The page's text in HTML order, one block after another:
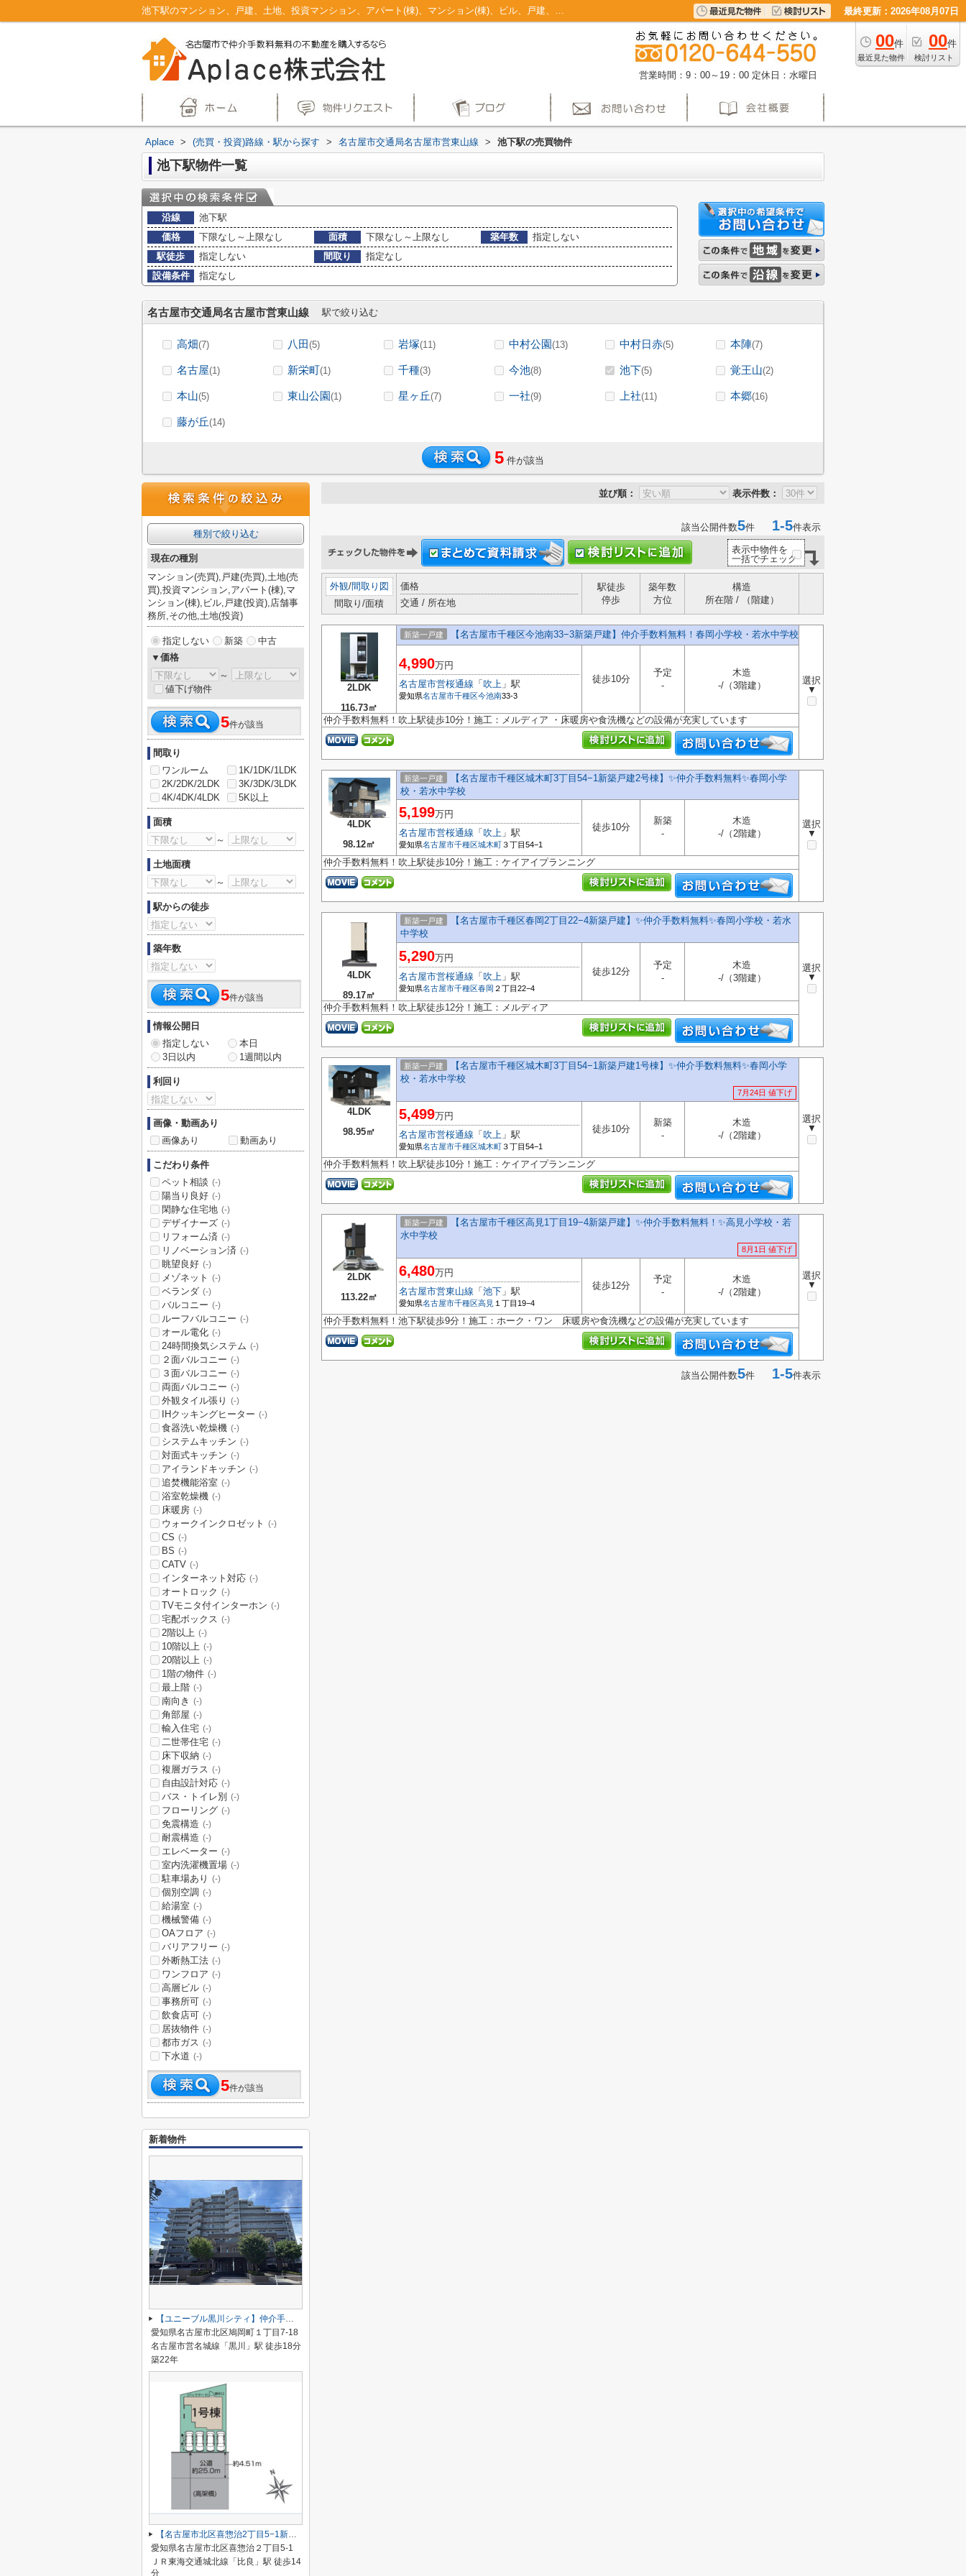
池下駅のマンション、戸建、土地、投資マンション、アパート(棟)、マンション(棟)、ビル、戸建、店舗事務所、その他、土地一覧｜仲介手数料無料！名古屋市で新築戸建てを探すならAplace 最終更新：2026年08月07日
00件
最近見た物件
00件
検討リスト
営業時間：9：00～19：00 定休日：水曜日
Aplace > (売買・投資)路線・駅から探す > 名古屋市交通局名古屋市営東山線 > 池下駅の売買物件
池下駅物件一覧
沿線
池下駅
価格
下限なし～上限なし 面積 下限なし～上限なし 築年数
指定しない
駅徒歩
指定しない 間取り
指定なし
設備条件
指定なし
名古屋市交通局名古屋市営東山線 駅で絞り込む
高畑(7) 八田(5) 岩塚(11) 中村公園(13) 中村日赤(5) 本陣(7)
名古屋(1) 新栄町(1) 千種(3) 今池(8) 池下(5) 覚王山(2)
本山(5) 東山公園(1) 星ヶ丘(7) 一社(9) 上社(11) 本郷(16)
藤が丘(14)
5 件が該当
並び順： 表示件数：
該当公開件数5件 1-5件表示
表示中物件を
一括でチェック
外観/間取り図
間取り/面積
価格
交通 / 所在地
駅徒歩
停歩
築年数
方位
構造
所在階 / （階建）
2LDK
116.73㎡
新築一戸建 【名古屋市千種区今池南33−3新築戸建】仲介手数料無料！春岡小学校・若水中学校
選択
▼
4,990万円
名古屋市営桜通線 「 吹上 」駅
愛知県名古屋市千種区今池南33-3
徒歩10分
予定
-
木造
-/（3階建）
仲介手数料無料！吹上駅徒歩10分！施工：メルディア ・床暖房や食洗機などの設備が充実しています
4LDK
98.12㎡
新築一戸建
【名古屋市千種区城木町3丁目54−1新築戸建2号棟】✨️仲介手数料無料✨️春岡小学
校・若水中学校
選択
▼
5,199万円
名古屋市営桜通線 「 吹上 」駅
愛知県名古屋市千種区城木町３丁目54−1
徒歩10分
新築
-
木造
-/（2階建）
仲介手数料無料！吹上駅徒歩10分！施工：ケイアイプランニング
4LDK
89.17㎡
新築一戸建
【名古屋市千種区春岡2丁目22−4新築戸建】✨️仲介手数料無料✨️春岡小学校・若水
中学校
選択
▼
5,290万円
名古屋市営桜通線 「 吹上 」駅
愛知県名古屋市千種区春岡 ２丁目22−4
徒歩12分
予定
-
木造
-/（3階建）
仲介手数料無料！吹上駅徒歩12分！施工：メルディア
4LDK
98.95㎡
新築一戸建
【名古屋市千種区城木町3丁目54−1新築戸建1号棟】✨️仲介手数料無料✨️春岡小学
校・若水中学校
7月24日 値下げ
選択
▼
5,499万円
名古屋市営桜通線 「 吹上 」駅
愛知県名古屋市千種区城木町３丁目54−1
徒歩10分
新築
-
木造
-/（2階建）
仲介手数料無料！吹上駅徒歩10分！施工：ケイアイプランニング
2LDK
113.22㎡
新築一戸建
【名古屋市千種区高見1丁目19−4新築戸建】✨️仲介手数料無料！✨️高見小学校・若
水中学校
8月1日 値下げ
選択
▼
6,480万円
名古屋市営東山線 「 池下 」駅
愛知県名古屋市千種区高見 １丁目19−4
徒歩12分
予定
-
木造
-/（2階建）
仲介手数料無料！池下駅徒歩9分！施工：ホーク・ワン 床暖房や食洗機などの設備が充実しています
該当公開件数5件 1-5件表示
種別で絞り込む
現在の種別
マンション(売買),戸建(売買),土地(売
買),投資マンション,アパート(棟),マ
ンション(棟),ビル,戸建(投資),店舗事
務所,その他,土地(投資)
指定しない 新築
中古
▼価格
～
値下げ物件
5件が該当
間取り
ワンルーム
1K/1DK/1LDK
2K/2DK/2LDK
3K/3DK/3LDK
4K/4DK/4LDK
5K以上
面積
～
土地面積
～
駅からの徒歩
築年数
5件が該当
情報公開日
指定しない
本日
3日以内
1週間以内
利回り
画像・動画あり
画像あり
動画あり
こだわり条件
ペット相談 (-)
陽当り良好 (-)
閑静な住宅地 (-)
デザイナーズ (-)
リフォーム済 (-)
リノベーション済 (-)
眺望良好 (-)
メゾネット (-)
ベランダ (-)
バルコニー (-)
ルーフバルコニー (-)
オール電化 (-)
24時間換気システム (-)
２面バルコニー (-)
３面バルコニー (-)
両面バルコニー (-)
外観タイル張り (-)
IHクッキングヒーター (-)
食器洗い乾燥機 (-)
システムキッチン (-)
対面式キッチン (-)
アイランドキッチン (-)
追焚機能浴室 (-)
浴室乾燥機 (-)
床暖房 (-)
ウォークインクロゼット (-)
CS (-)
BS (-)
CATV (-)
インターネット対応 (-)
オートロック (-)
TVモニタ付インターホン (-)
宅配ボックス (-)
2階以上 (-)
10階以上 (-)
20階以上 (-)
1階の物件 (-)
最上階 (-)
南向き (-)
角部屋 (-)
輸入住宅 (-)
二世帯住宅 (-)
床下収納 (-)
複層ガラス (-)
自由設計対応 (-)
バス・トイレ別 (-)
フローリング (-)
免震構造 (-)
耐震構造 (-)
エレベーター (-)
室内洗濯機置場 (-)
駐車場あり (-)
個別空調 (-)
給湯室 (-)
機械警備 (-)
OAフロア (-)
バリアフリー (-)
外断熱工法 (-)
ワンフロア (-)
高層ビル (-)
事務所可 (-)
飲食店可 (-)
居抜物件 (-)
都市ガス (-)
下水道 (-)
5件が該当
新着物件
【ユニーブル黒川シティ】仲介手数料無料！城北小学校・北陵中学校
愛知県名古屋市北区鳩岡町１丁目7-18
名古屋市営名城線「黒川」駅 徒歩18分
築22年
【名古屋市北区喜惣治2丁目5−1新築戸建】仲介手数料無料！楠西小学校・楠中学校
愛知県名古屋市北区喜惣治２丁目5-1
ＪＲ東海交通城北線「比良」駅 徒歩14
分